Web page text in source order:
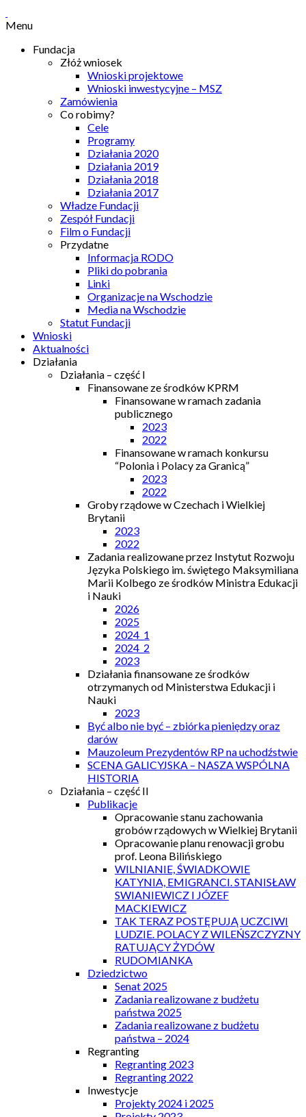
Menu
Fundacja
Złóż wniosek
Wnioski projektowe
Wnioski inwestycyjne – MSZ
Zamówienia
Co robimy?
Cele
Programy
Działania 2020
Działania 2019
Działania 2018
Działania 2017
Władze Fundacji
Zespół Fundacji
Film o Fundacji
Przydatne
Informacja RODO
Pliki do pobrania
Linki
Organizacje na Wschodzie
Media na Wschodzie
Statut Fundacji
Wnioski
Aktualności
Działania
Działania – część I
Finansowane ze środków KPRM
Finansowane w ramach zadania
publicznego
2023
2022
Finansowane w ramach konkursu
“Polonia i Polacy za Granicą”
2023
2022
Groby rządowe w Czechach i Wielkiej
Brytanii
2023
2022
Zadania realizowane przez Instytut Rozwoju
Języka Polskiego im. świętego Maksymiliana
Marii Kolbego ze środków Ministra Edukacji
i Nauki
2026
2025
2024_1
2024_2
2023
Działania finansowane ze środków
otrzymanych od Ministerstwa Edukacji i
Nauki
2023
Być albo nie być – zbiórka pieniędzy oraz
darów
Mauzoleum Prezydentów RP na uchodźstwie
SCENA GALICYJSKA – NASZA WSPÓLNA
HISTORIA
Działania – część II
Publikacje
Opracowanie stanu zachowania
grobów rządowych w Wielkiej Brytanii
Opracowanie planu renowacji grobu
prof. Leona Bilińskiego
WILNIANIE, ŚWIADKOWIE
KATYNIA, EMIGRANCI. STANISŁAW
SWIANIEWICZ I JÓZEF
MACKIEWICZ
TAK TERAZ POSTĘPUJĄ UCZCIWI
LUDZIE. POLACY Z WILEŃSZCZYZNY
RATUJĄCY ŻYDÓW
RUDOMIANKA
Dziedzictwo
Senat 2025
Zadania realizowane z budżetu
państwa 2025
Zadania realizowane z budżetu
państwa – 2024
Regranting
Regranting 2023
Regranting 2022
Inwestycje
Projekty 2024 i 2025